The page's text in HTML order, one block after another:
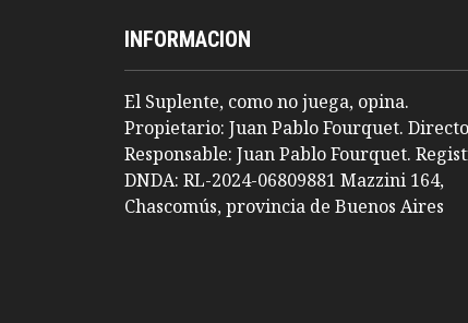
INFORMACION
El Suplente, como no juega, opina.
Propietario: Juan Pablo Fourquet.
Responsable: Juan Pablo Fourquet.
DNDA: RL-2024-06809881 Mazzini 164,
Chascomús, provincia de Buenos Aires